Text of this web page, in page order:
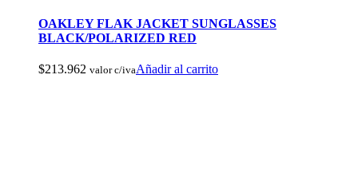
OAKLEY FLAK JACKET SUNGLASSES
BLACK/POLARIZED RED
$213.962 valor c/ivaAñadir al carrito